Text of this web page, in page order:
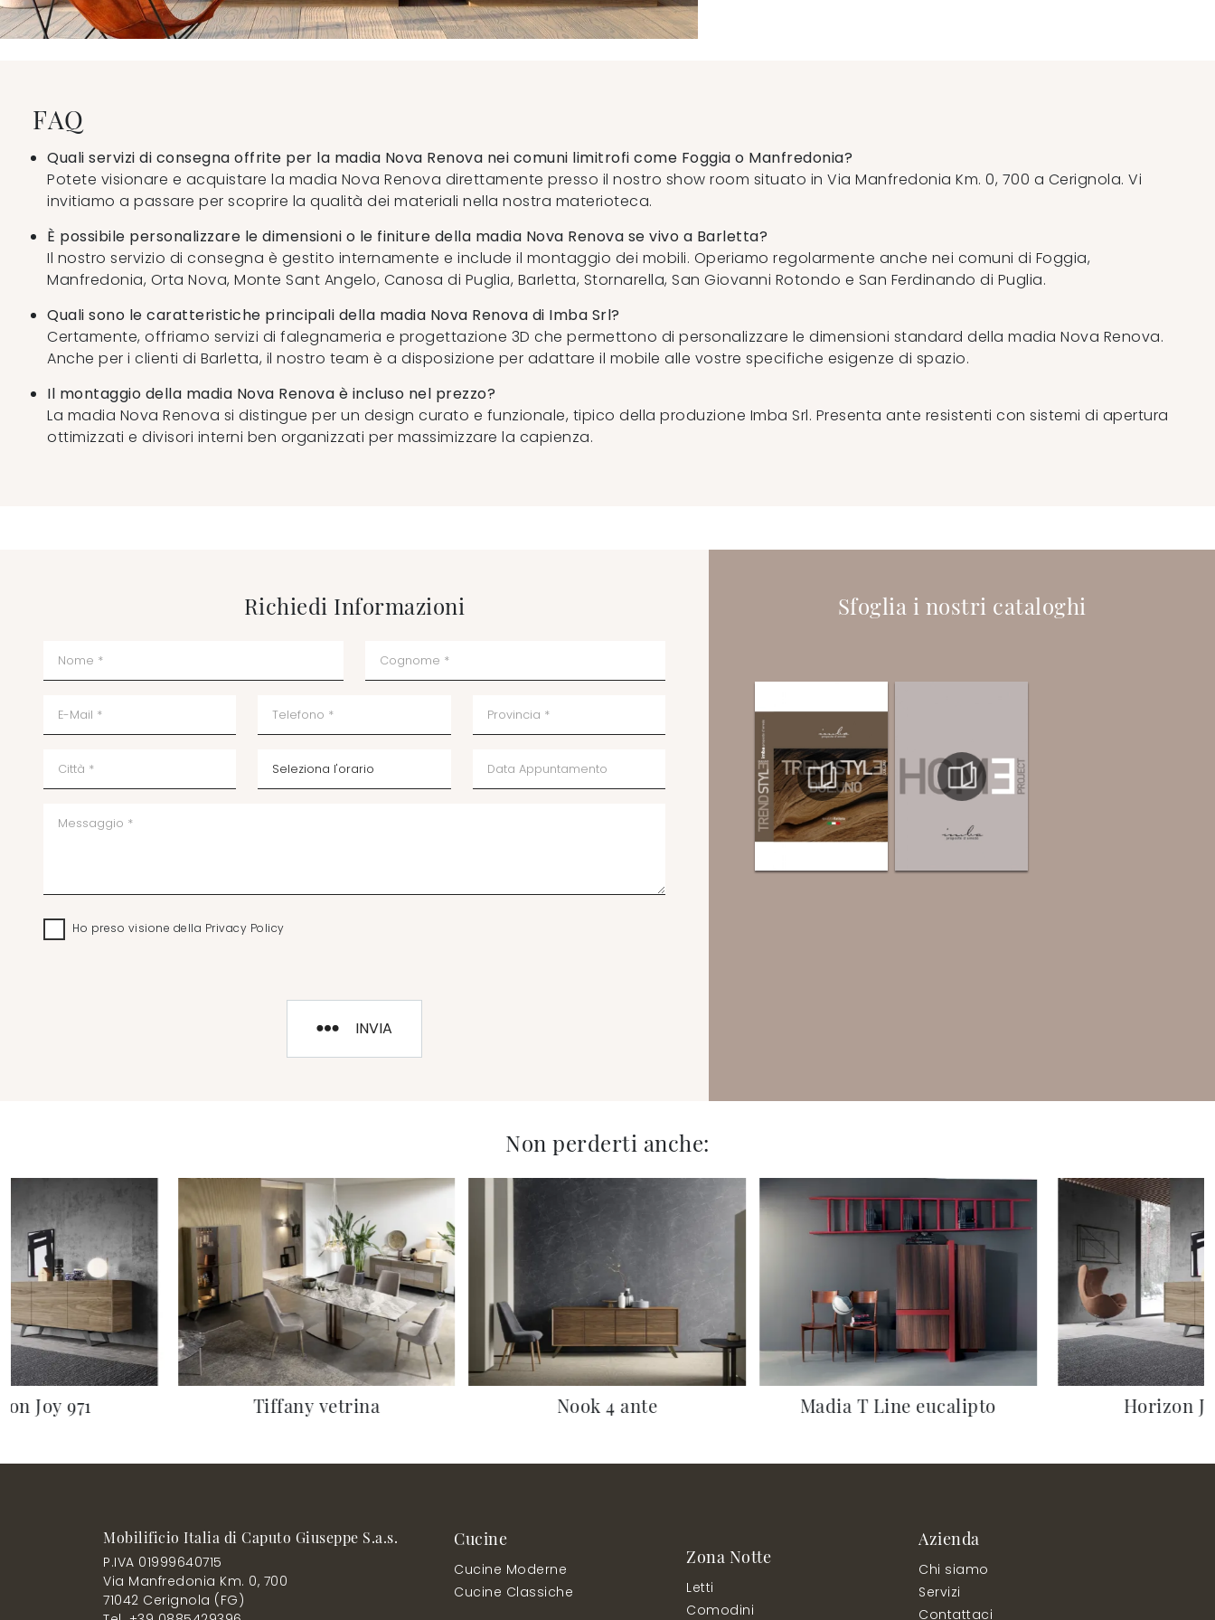
FAQ
Quali servizi di consegna offrite per la madia Nova Renova nei comuni limitrofi come Foggia o Manfredonia?
Potete visionare e acquistare la madia Nova Renova direttamente presso il nostro show room situato in Via Manfredonia Km. 0, 700 a Cerignola. Vi
invitiamo a passare per scoprire la qualità dei materiali nella nostra materioteca.
È possibile personalizzare le dimensioni o le finiture della madia Nova Renova se vivo a Barletta?
Il nostro servizio di consegna è gestito internamente e include il montaggio dei mobili. Operiamo regolarmente anche nei comuni di Foggia,
Manfredonia, Orta Nova, Monte Sant Angelo, Canosa di Puglia, Barletta, Stornarella, San Giovanni Rotondo e San Ferdinando di Puglia.
Quali sono le caratteristiche principali della madia Nova Renova di Imba Srl?
Certamente, offriamo servizi di falegnameria e progettazione 3D che permettono di personalizzare le dimensioni standard della madia Nova Renova.
Anche per i clienti di Barletta, il nostro team è a disposizione per adattare il mobile alle vostre specifiche esigenze di spazio.
Il montaggio della madia Nova Renova è incluso nel prezzo?
La madia Nova Renova si distingue per un design curato e funzionale, tipico della produzione Imba Srl. Presenta ante resistenti con sistemi di apertura
ottimizzati e divisori interni ben organizzati per massimizzare la capienza.
Sfoglia i nostri cataloghi
Richiedi Informazioni
Ho preso visione della Privacy Policy
INVIA
Non perderti anche:
Joy 971 Tiffany vetrina Nook 4 ante Madia T Line eucalipto Horizon
Mobilificio Italia di Caputo Giuseppe S.a.s.
P.IVA 01999640715
Via Manfredonia Km. 0, 700
71042 Cerignola (FG)
Cucine
Cucine Moderne
Cucine Classiche
Zona Notte
Letti
Comodini
Azienda
Chi siamo
Servizi
Contattaci